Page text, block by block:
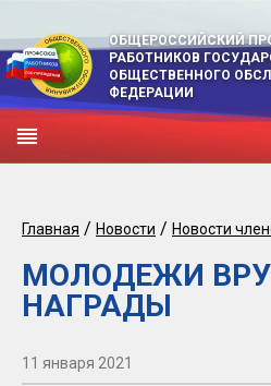
ОБЩЕРОССИЙСКИЙ
РАБОТНИКОВ
ОБЩЕСТВЕННОГО
ФЕДЕРАЦИИ
Главная / Новости / Новости
МОЛОДЕЖИ
НАГРАДЫ
11 января 2021